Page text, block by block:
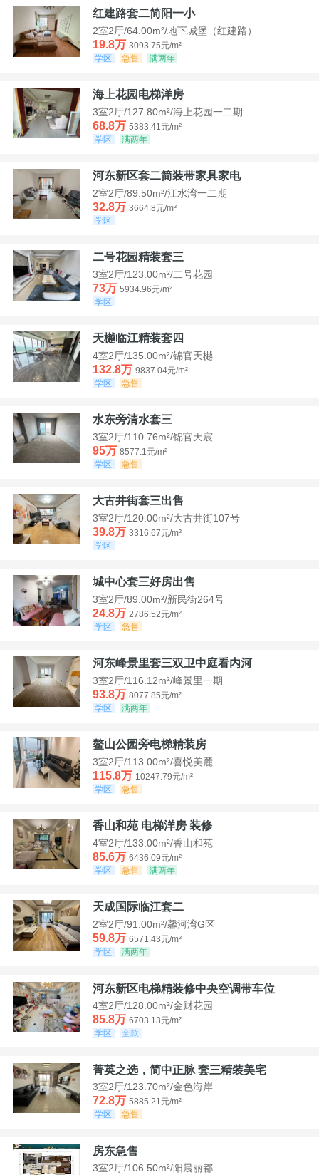
红建路套二简阳一小
2室2厅/64.00m²/地下城堡（红建路）
19.8万 3093.75元/m²
学区
急售 满两年
海上花园电梯洋房
3室2厅/127.80m²/海上花园一二期
68.8万 5383.41元/m²
学区
满两年
河东新区套二简装带家具家电
2室2厅/89.50m²/江水湾一二期
32.8万 3664.8元/m²
学区
二号花园精装套三
3室2厅/123.00m²/二号花园
73万 5934.96元/m²
学区
天樾临江精装套四
4室2厅/135.00m²/锦官天樾
132.8万 9837.04元/m²
学区
急售
水东旁清水套三
3室2厅/110.76m²/锦官天宸
95万 8577.1元/m²
学区
急售
大古井街套三出售
3室2厅/120.00m²/大古井街107号
39.8万 3316.67元/m²
学区
城中心套三好房出售
3室2厅/89.00m²/新民街264号
24.8万 2786.52元/m²
学区
急售
河东峰景里套三双卫中庭看内河
3室2厅/116.12m²/峰景里一期
93.8万 8077.85元/m²
学区
满两年
鳌山公园旁电梯精装房
3室2厅/113.00m²/喜悦美麓
115.8万 10247.79元/m²
学区
急售
香山和苑 电梯洋房 装修
4室2厅/133.00m²/香山和苑
85.6万 6436.09元/m²
学区
急售 满两年
天成国际临江套二
2室2厅/91.00m²/馨河湾G区
59.8万 6571.43元/m²
学区
满两年
河东新区电梯精装修中央空调带车位
4室2厅/128.00m²/金财花园
85.8万 6703.13元/m²
学区
全款
菁英之选，简中正脉 套三精装美宅
3室2厅/123.70m²/金色海岸
72.8万 5885.21元/m²
学区
急售
房东急售
3室2厅/106.50m²/阳晨丽都